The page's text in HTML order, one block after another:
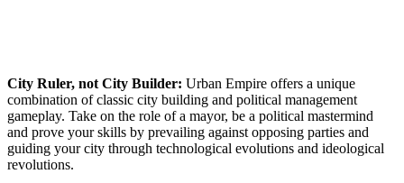
City Ruler, not City Builder: Urban Empire offers a unique
combination of classic city building and political management
gameplay. Take on the role of a mayor, be a political mastermind
and prove your skills by prevailing against opposing parties and
guiding your city through technological evolutions and ideological
revolutions.